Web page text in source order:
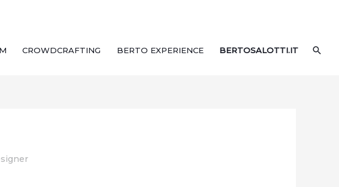
CROWDCRAFTING BERTO EXPERIENCE BERTOSALOTTI.IT